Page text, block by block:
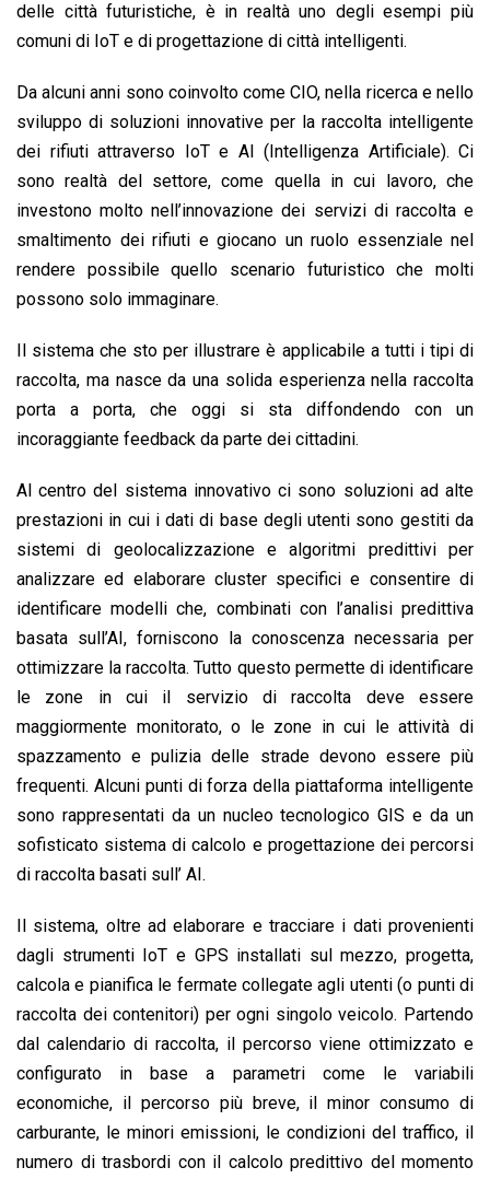
delle città futuristiche, è in realtà uno degli esempi più
comuni di IoT e di progettazione di città intelligenti.
Da alcuni anni sono coinvolto come CIO, nella ricerca e nello
sviluppo di soluzioni innovative per la raccolta intelligente
dei rifiuti attraverso IoT e AI (Intelligenza Artificiale). Ci
sono realtà del settore, come quella in cui lavoro, che
investono molto nell’innovazione dei servizi di raccolta e
smaltimento dei rifiuti e giocano un ruolo essenziale nel
rendere possibile quello scenario futuristico che molti
possono solo immaginare.
Il sistema che sto per illustrare è applicabile a tutti i tipi di
raccolta, ma nasce da una solida esperienza nella raccolta
porta a porta, che oggi si sta diffondendo con un
incoraggiante feedback da parte dei cittadini.
Al centro del sistema innovativo ci sono soluzioni ad alte
prestazioni in cui i dati di base degli utenti sono gestiti da
sistemi di geolocalizzazione e algoritmi predittivi per
analizzare ed elaborare cluster specifici e consentire di
identificare modelli che, combinati con l’analisi predittiva
basata sull’AI, forniscono la conoscenza necessaria per
ottimizzare la raccolta. Tutto questo permette di identificare
le zone in cui il servizio di raccolta deve essere
maggiormente monitorato, o le zone in cui le attività di
spazzamento e pulizia delle strade devono essere più
frequenti. Alcuni punti di forza della piattaforma intelligente
sono rappresentati da un nucleo tecnologico GIS e da un
sofisticato sistema di calcolo e progettazione dei percorsi
di raccolta basati sull’ AI.
Il sistema, oltre ad elaborare e tracciare i dati provenienti
dagli strumenti IoT e GPS installati sul mezzo, progetta,
calcola e pianifica le fermate collegate agli utenti (o punti di
raccolta dei contenitori) per ogni singolo veicolo. Partendo
dal calendario di raccolta, il percorso viene ottimizzato e
configurato in base a parametri come le variabili
economiche, il percorso più breve, il minor consumo di
carburante, le minori emissioni, le condizioni del traffico, il
numero di trasbordi con il calcolo predittivo del momento